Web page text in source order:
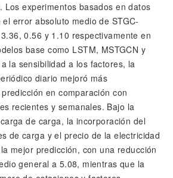
Los experimentos basados en datos
error absoluto medio de STGC-
0.56 y 1.10 respectivamente en
base como LSTM, MSTGCN y
la sensibilidad a los factores, la
diario mejoró más
en comparación con
recientes y semanales. Bajo la
de carga, la incorporación del
de carga y el precio de la electricidad
mejor predicción, con una reducción
general a 5.08, mientras que la